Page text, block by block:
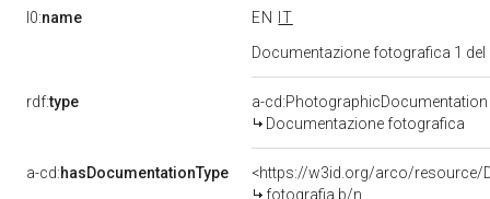
l0:name EN
IT
Documentazione fotografica 1
rdf:type
a-cd:PhotographicDocumentation
Documentazione fotografica
a-cd:hasDocumentationType
<https://w3id.org/arco/resource/
fotografia b/n